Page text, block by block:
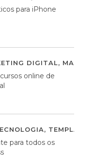
para iPhone
DIGITAL,
online de
, TEMPLATES
para todos os